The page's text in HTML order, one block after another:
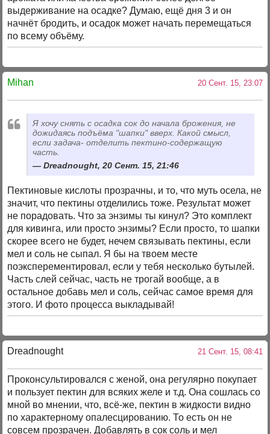
выдерживание на осадке? Думаю, ещё дня 3 и он
начнёт бродить, и осадок может начать перемещаться
по всему объёму.
Mihan 20 Сент. 15, 23:07
Я хочу снять с осадка сок до начала брожения, не
дожидаясь подъёма "шапки" вверх. Какой смысл,
если задача- отделить пектино-содержащую
часть.
Dreadnought, 20 Сент. 15, 21:46
Пектиновые кислоты прозрачны, и то, что муть осела, не
значит, что пектины отделились тоже. Результат может
не порадовать. Что за энзимы ты кинул? Это комплект
для кивинга, или просто энзимы? Если просто, то шапки
скорее всего не будет, нечем связывать пектины, если
мел и соль не сыпал. Я бы на твоем месте
поэксперементировал, если у тебя несколько бутылей.
Часть слей сейчас, часть не трогай вообще, а в
остальное добавь мел и соль, сейчас самое время для
этого. И фото процесса выкладывай!
Dreadnought 21 Сент. 15, 08:41
Проконсультировался с женой, она регулярно покупает
и пользует пектин для всяких желе и т.д. Она сошлась со
мной во мнении, что, всё-же, пектин в жидкости видно
по характерному опалесцированию. То есть он не
совсем прозрачен. Добавлять в сок соль и мел